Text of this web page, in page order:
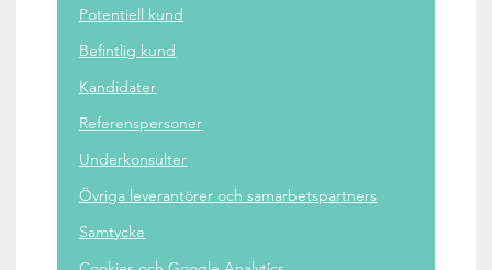
Potentiell kund
Befintlig kund
Kandidater
Referenspersoner
Underkonsulter
Övriga leverantörer och samarbetspartners
Samtycke